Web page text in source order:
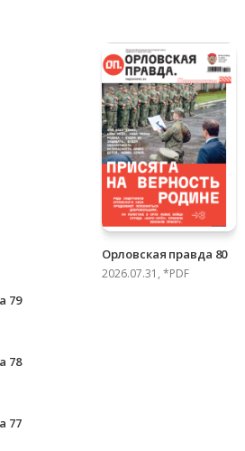
Орловская правда 80
2026.07.31, *PDF
79
78
77